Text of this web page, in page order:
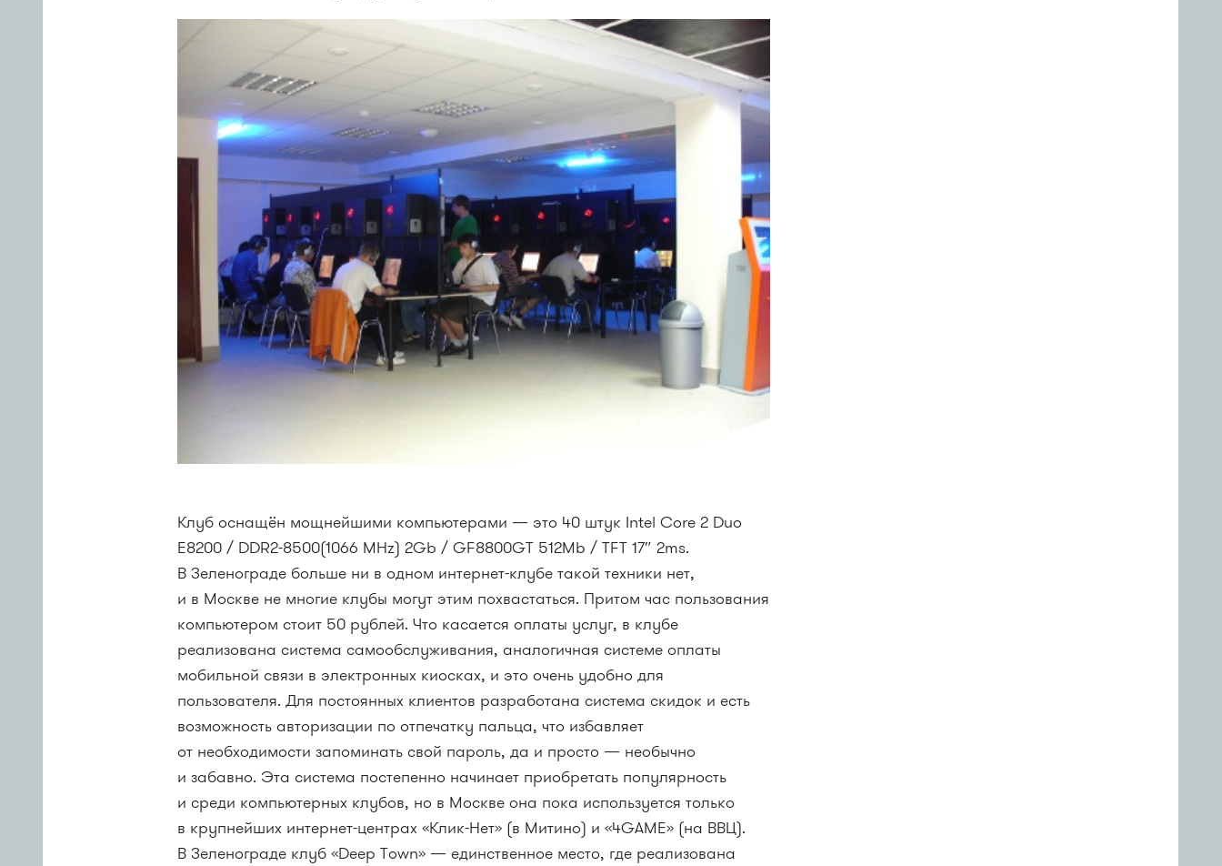
Клуб оснащён мощнейшими компьютерами — это 40 штук Intel Core 2 Duo
E8200 / DDR2-8500(1066 MHz) 2Gb / GF8800GT 512Mb / TFT 17″ 2ms.
В Зеленограде больше ни в одном интернет-клубе такой техники нет,
и в Москве не многие клубы могут этим похвастаться. Притом час пользования
компьютером стоит 50 рублей. Что касается оплаты услуг, в клубе
реализована система самообслуживания, аналогичная системе оплаты
мобильной связи в электронных киосках, и это очень удобно для
пользователя. Для постоянных клиентов разработана система скидок и есть
возможность авторизации по отпечатку пальца, что избавляет
от необходимости запоминать свой пароль, да и просто — необычно
и забавно. Эта система постепенно начинает приобретать популярность
и среди компьютерных клубов, но в Москве она пока используется только
в крупнейших интернет-центрах «Клик-Нет» (в Митино) и «4GAME» (на ВВЦ).
В Зеленограде клуб «Deep Town» — единственное место, где реализована